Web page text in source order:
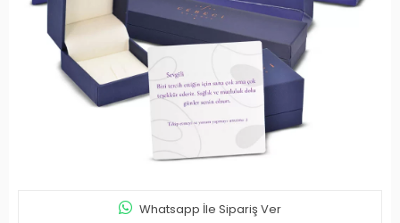
Whatsapp İle Sipariş Ver